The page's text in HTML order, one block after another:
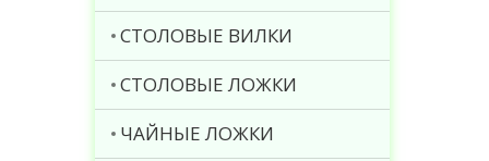
СТОЛОВЫЕ ВИЛКИ
СТОЛОВЫЕ ЛОЖКИ
ЧАЙНЫЕ ЛОЖКИ